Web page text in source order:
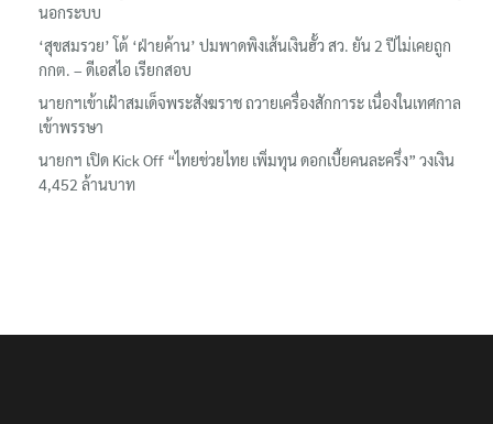
นอกระบบ
‘สุขสมรวย’ โต้ ‘ฝ่ายค้าน’ ปมพาดพิงเส้นเงินฮั้ว สว. ยัน 2 ปีไม่เคยถูก
กกต. – ดีเอสไอ เรียกสอบ
นายกฯเข้าเฝ้าสมเด็จพระสังฆราช ถวายเครื่องสักการะ เนื่องในเทศกาล
เข้าพรรษา
นายกฯ เปิด Kick Off “ไทยช่วยไทย เพิ่มทุน ดอกเบี้ยคนละครึ่ง” วงเงิน
4,452 ล้านบาท